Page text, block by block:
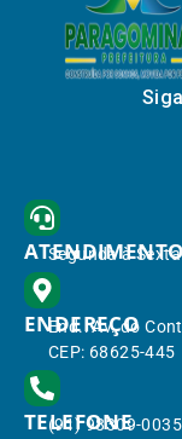
Segunda à
ENDEREÇO
End.: Av. do
CEP: 68625-445
TELEFONE
(91) 98309-0035